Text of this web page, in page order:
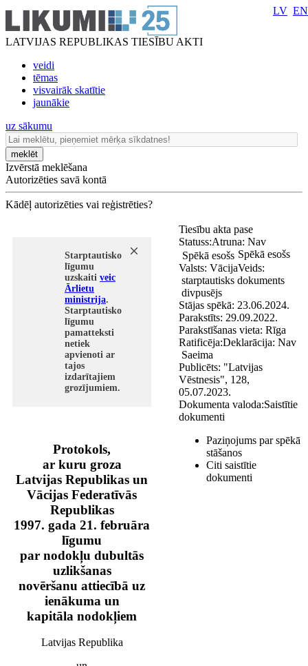
LATVIJAS REPUBLIKAS TIESĪBU AKTI
veidi
tēmas
visvairāk skatītie
jaunākie
LV EN
uz sākumu
meklēt
Izvērstā meklēšana
Autorizēties savā kontā
Kādēļ autorizēties vai reģistrēties?
Starptautisko
līgumu
uzskaiti veic
Ārlietu
ministrija.
Starptautisko
līgumu
pamatteksti
netiek
apvienoti ar
tajos
izdarītajiem
grozījumiem.
Protokols,
ar kuru groza
Latvijas Republikas un
Vācijas Federatīvās
Republikas
1997. gada 21. februāra
līgumu
par nodokļu dubultās
uzlikšanas
novēršanu attiecībā uz
ienākuma un
kapitāla nodokļiem
Latvijas Republika
Tiesību akta pase
Statuss:
Spēkā esošs Spēkā esošs
Valsts: VācijaVeids:
starptautisks dokuments
divpusējs
Stājas spēkā: 23.06.2024.
Parakstīts: 29.09.2022.
Parakstīšanas vieta: Rīga
Ratificēja:
Saeima
Atruna: Nav
Deklarācija: Nav
Publicēts: "Latvijas
Vēstnesis", 128,
05.07.2023.
Dokumenta valoda:Saistītie
dokumenti
Paziņojums par spēkā
stāšanos
Citi saistītie
dokumenti